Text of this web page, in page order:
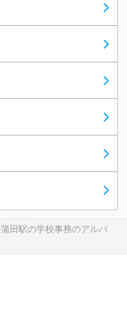
蒲田駅の学校事務のアルバ